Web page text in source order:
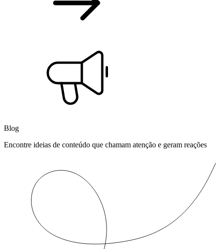
Blog
Encontre ideias de conteúdo que chamam atenção e geram reações